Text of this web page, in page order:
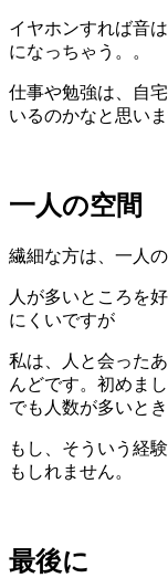
イヤホンすれば音
になっちゃう。。
仕事や勉強は、自
いるのかなと思いま
一人の空間
繊細な方は、一人
人が多いところを
にくいですが
私は、人と会った
んどです。初めま
でも人数が多いと
もし、そういう経
もしれません。
最後に